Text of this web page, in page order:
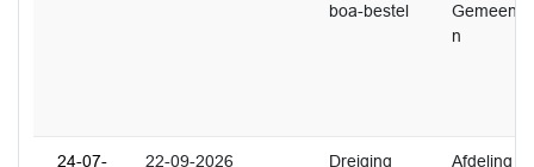
boa-bestel
Gemeente
n
24-07-
22-09-2026
Dreiging
Afdeling